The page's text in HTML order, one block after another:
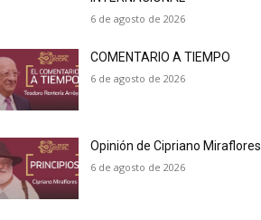
6 de agosto de 2026
COMENTARIO A TIEMPO
6 de agosto de 2026
Opinión de Cipriano Miraflores
6 de agosto de 2026